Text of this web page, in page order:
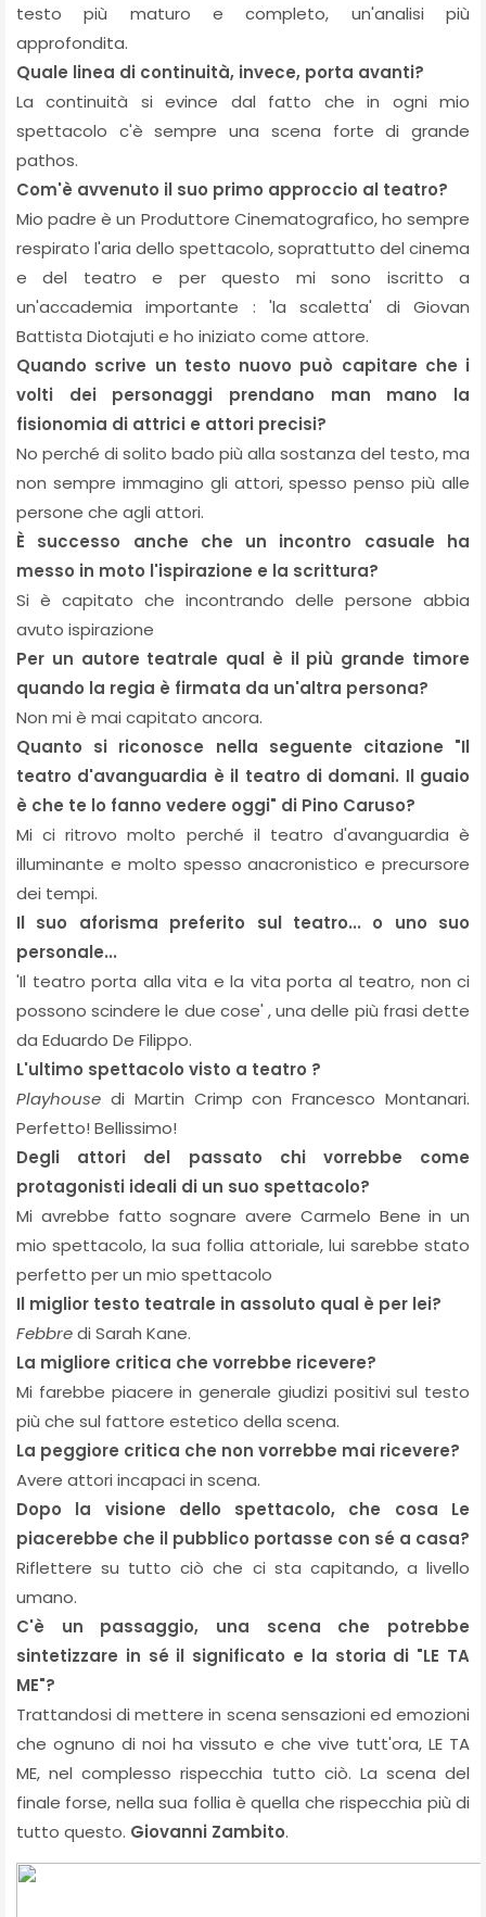
testo più maturo e completo, un'analisi più
approfondita.
Quale linea di continuità, invece, porta avanti?
La continuità si evince dal fatto che in ogni mio
spettacolo c'è sempre una scena forte di grande
pathos.
Com'è avvenuto il suo primo approccio al teatro?
Mio padre è un Produttore Cinematografico, ho sempre
respirato l'aria dello spettacolo, soprattutto del cinema
e del teatro e per questo mi sono iscritto a
un'accademia importante : 'la scaletta' di Giovan
Battista Diotajuti e ho iniziato come attore.
Quando scrive un testo nuovo può capitare che i
volti dei personaggi prendano man mano la
fisionomia di attrici e attori precisi?
No perché di solito bado più alla sostanza del testo, ma
non sempre immagino gli attori, spesso penso più alle
persone che agli attori.
È successo anche che un incontro casuale ha
messo in moto l'ispirazione e la scrittura?
Si è capitato che incontrando delle persone abbia
avuto ispirazione
Per un autore teatrale qual è il più grande timore
quando la regia è firmata da un'altra persona?
Non mi è mai capitato ancora.
Quanto si riconosce nella seguente citazione "Il
teatro d'avanguardia è il teatro di domani. Il guaio
è che te lo fanno vedere oggi" di Pino Caruso?
Mi ci ritrovo molto perché il teatro d'avanguardia è
illuminante e molto spesso anacronistico e precursore
dei tempi.
Il suo aforisma preferito sul teatro... o uno suo
personale...
'Il teatro porta alla vita e la vita porta al teatro, non ci
possono scindere le due cose' , una delle più frasi dette
da Eduardo De Filippo.
L'ultimo spettacolo visto a teatro ?
Playhouse di Martin Crimp con Francesco Montanari.
Perfetto! Bellissimo!
Degli attori del passato chi vorrebbe come
protagonisti ideali di un suo spettacolo?
Mi avrebbe fatto sognare avere Carmelo Bene in un
mio spettacolo, la sua follia attoriale, lui sarebbe stato
perfetto per un mio spettacolo
Il miglior testo teatrale in assoluto qual è per lei?
Febbredi Sarah Kane.
La migliore critica che vorrebbe ricevere?
Mi farebbe piacere in generale giudizi positivi sul testo
più che sul fattore estetico della scena.
La peggiore critica che non vorrebbe mai ricevere?
Avere attori incapaci in scena.
Dopo la visione dello spettacolo, che cosa Le
piacerebbe che il pubblico portasse con sé a casa?
Riflettere su tutto ciò che ci sta capitando, a livello
umano.
C'è un passaggio, una scena che potrebbe
sintetizzare in sé il significato e la storia di "LE TA
ME"?
Trattandosi di mettere in scena sensazioni ed emozioni
che ognuno di noi ha vissuto e che vive tutt'ora, LE TA
ME, nel complesso rispecchia tutto ciò. La scena del
finale forse, nella sua follia è quella che rispecchia più di
tutto questo. Giovanni Zambito.